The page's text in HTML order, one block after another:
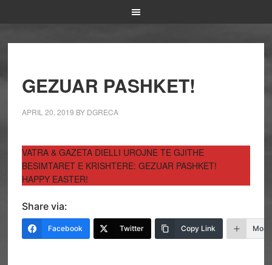
GEZUAR PASHKET!
APRIL 20, 2019 BY DGRECA
VATRA & GAZETA DIELLI UROJNE TE GJITHE
BESIMTARET E KRISHTERE: GEZUAR PASHKET!
HAPPY EASTER!
Share via:
Facebook Twitter Copy Link More